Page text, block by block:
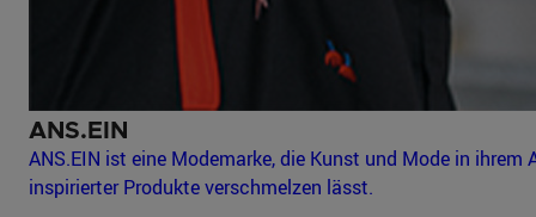
ANS.EIN
ANS.EIN ist eine Modemarke, die Kunst und Mode in ihrem
inspirierter Produkte verschmelzen lässt.